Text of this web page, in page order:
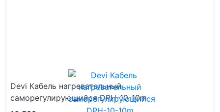
Devi Кабель нагревательный
саморегулирующийся DPH-10-10m